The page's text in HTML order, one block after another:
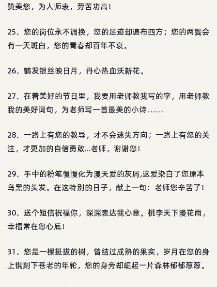
赞美您，为人师表，劳苦功高！
25、您的岗位永不调换，您的足迹却遍布四方；您的两鬓会
有一天斑白，您的青春却百年不衰。
26、鹤发银丝映日月，丹心热血沃新花。
27、在着美好的节日里，我要用老师教我写的字，用老师教
我的美好词句，为老师写一首最美的小诗……
28、一路上有您的教导，才不会迷失方向；一路上有您的关
注，才更加的自信勇敢...老师，谢谢您！
29、手中的粉笔慢慢化为漫天爱的灰屑,这爱染白了您原本
乌黑的头发。在这特别的日子，献上一句：老师您辛苦了！
30、送个短信祝福你，深深表达我心意。桃李天下漫花雨，
幸福常在您心底！
31、您是一棵挺拔的树，曾结过成熟的果实，岁月在您的身
上镌刻下苍老的年轮，您的身旁却崛起一片森林郁郁葱葱。